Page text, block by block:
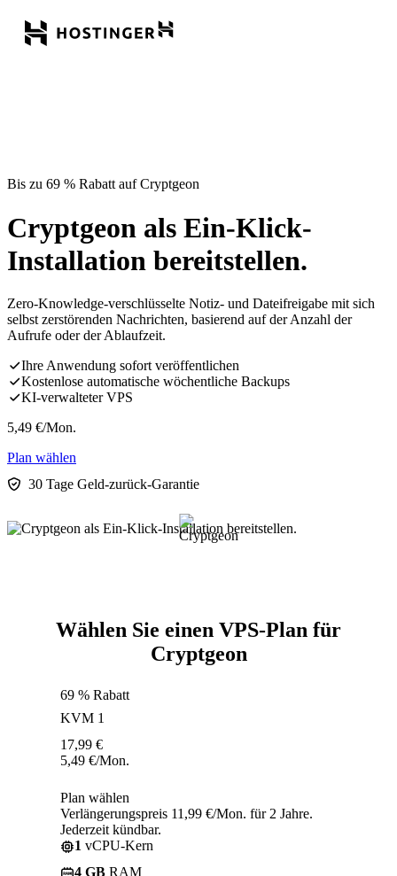
Bis zu 69 % Rabatt auf Cryptgeon
Cryptgeon als Ein-Klick-
Installation bereitstellen.
Zero-Knowledge-verschlüsselte Notiz- und Dateifreigabe mit sich
selbst zerstörenden Nachrichten, basierend auf der Anzahl der
Aufrufe oder der Ablaufzeit.
Ihre Anwendung sofort veröffentlichen
Kostenlose automatische wöchentliche Backups
KI-verwalteter VPS
5,49 €/Mon.
Plan wählen
30 Tage Geld-zurück-Garantie
Wählen Sie einen VPS-Plan für
Cryptgeon
69 % Rabatt
KVM 1
17,99 €
5,49 €/Mon.
Plan wählen
Verlängerungspreis 11,99 €/Mon. für 2 Jahre.
Jederzeit kündbar.
1 vCPU-Kern
4 GB RAM